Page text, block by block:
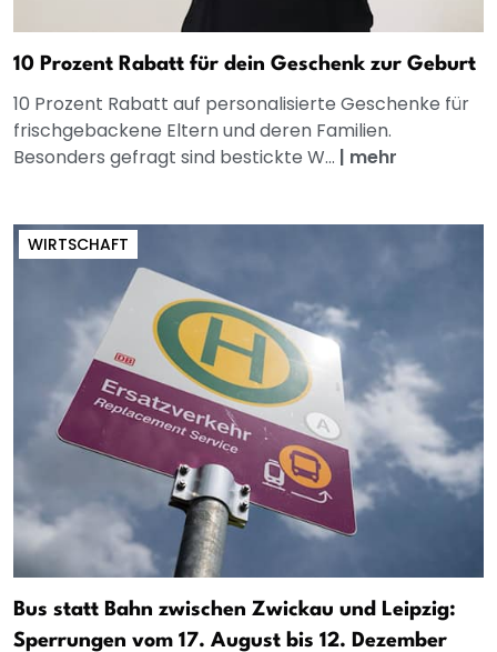
10 Prozent Rabatt für dein Geschenk zur Geburt
10 Prozent Rabatt auf personalisierte Geschenke für
frischgebackene Eltern und deren Familien.
Besonders gefragt sind bestickte W... | mehr
WIRTSCHAFT
Bus statt Bahn zwischen Zwickau und Leipzig:
Sperrungen vom 17. August bis 12. Dezember